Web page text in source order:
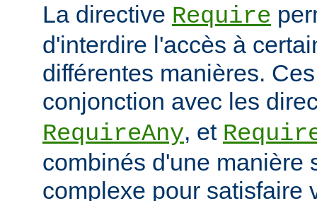
La directive Require
d'interdire l'accès à
différentes manières.
conjonction avec les
RequireAny, et
combinés d'une manière
complexe pour satisfaire